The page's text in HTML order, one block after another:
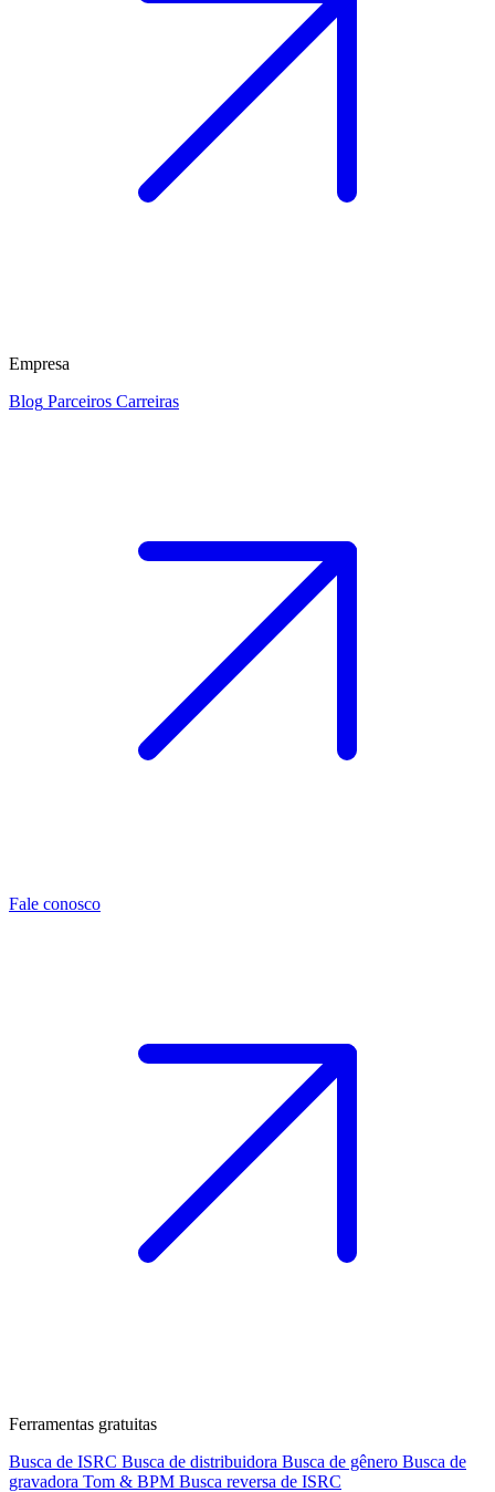
Empresa
Blog Parceiros Carreiras
Fale conosco
Ferramentas gratuitas
Busca de ISRC Busca de distribuidora Busca de gênero Busca de
gravadora Tom & BPM Busca reversa de ISRC